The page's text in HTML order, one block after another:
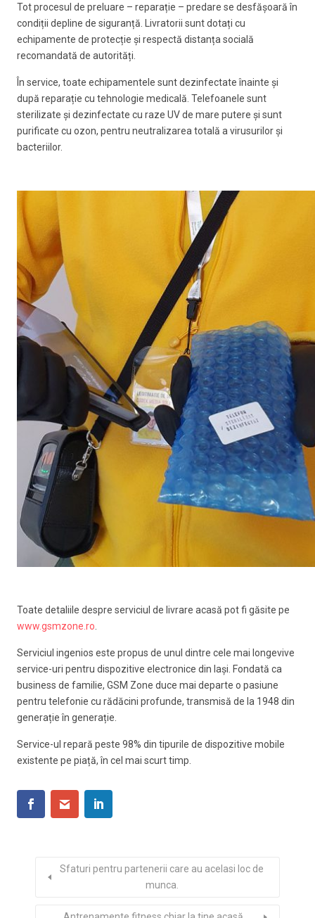
Tot procesul de preluare – reparație – predare se desfășoară în
condiții depline de siguranță. Livratorii sunt dotați cu
echipamente de protecție și respectă distanța socială
recomandată de autorități.
În service, toate echipamentele sunt dezinfectate înainte și
după reparație cu tehnologie medicală. Telefoanele sunt
sterilizate și dezinfectate cu raze UV de mare putere și sunt
purificate cu ozon, pentru neutralizarea totală a virusurilor și
bacteriilor.
Toate detaliile despre serviciul de livrare acasă pot fi găsite pe
www.gsmzone.ro.
Serviciul ingenios este propus de unul dintre cele mai longevive
service-uri pentru dispozitive electronice din Iași. Fondată ca
business de familie, GSM Zone duce mai departe o pasiune
pentru telefonie cu rădăcini profunde, transmisă de la 1948 din
generație în generație.
Service-ul repară peste 98% din tipurile de dispozitive mobile
existente pe piață, în cel mai scurt timp.
Sfaturi pentru partenerii care au acelasi loc de
munca.